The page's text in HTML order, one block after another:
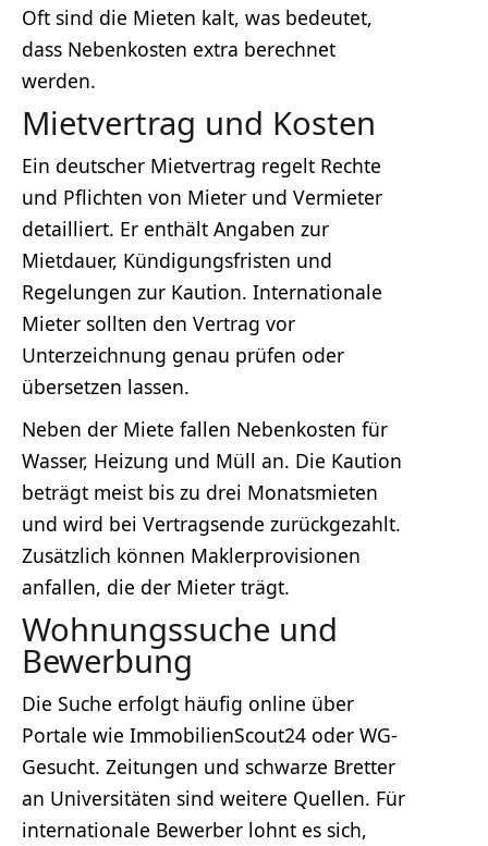
Oft sind die Mieten kalt, was bedeutet,
dass Nebenkosten extra berechnet
werden.
Mietvertrag und Kosten
Ein deutscher Mietvertrag regelt Rechte
und Pflichten von Mieter und Vermieter
detailliert. Er enthält Angaben zur
Mietdauer, Kündigungsfristen und
Regelungen zur Kaution. Internationale
Mieter sollten den Vertrag vor
Unterzeichnung genau prüfen oder
übersetzen lassen.
Neben der Miete fallen Nebenkosten für
Wasser, Heizung und Müll an. Die Kaution
beträgt meist bis zu drei Monatsmieten
und wird bei Vertragsende zurückgezahlt.
Zusätzlich können Maklerprovisionen
anfallen, die der Mieter trägt.
Wohnungssuche und
Bewerbung
Die Suche erfolgt häufig online über
Portale wie ImmobilienScout24 oder WG-
Gesucht. Zeitungen und schwarze Bretter
an Universitäten sind weitere Quellen. Für
internationale Bewerber lohnt es sich,